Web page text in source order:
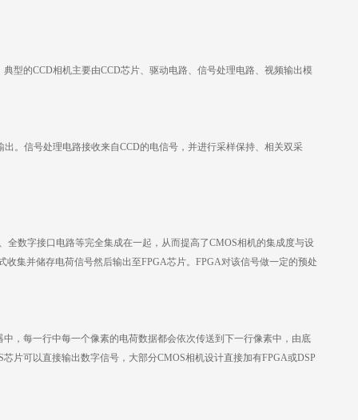
型的CCD相机主要由CCD芯片、驱动电路、信号处理电路、视频输出模
。信号处理电路接收来自CCD的电信号，并进行采样保持、相关双采
全数字接口电路等完全集成在一起，从而提高了CMOS相机的集成度与设
集并储存电荷信号然后输出至FPGA芯片。FPGA对该信号做一定的预处
，每一行中每一个像素的电荷数据都会依次传送到下一行像素中，由底
片可以直接输出数字信号，大部分CMOS相机设计直接加有FPGA或DSP